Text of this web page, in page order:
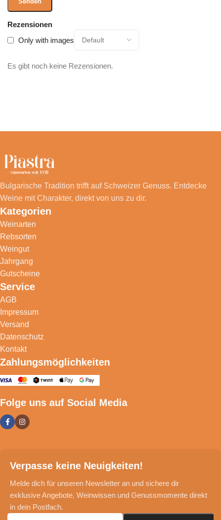
Rezensionen
Only with images
Es gibt noch keine Rezensionen.
Bulgarische Tradition trifft auf Schweizer Genuss. Entdecke
Weine mit Charakter, direkt von uns zu dir.
Kategorien
Weinarten
Rebsorten
Weingut
Jahrgang
Gutscheine
Service
AGB
Impressum
Versand
Datenschutz
Kontakt
Zahlungsmöglichkeiten
Folge uns auf Social Media
Verpasse keine Neuigkeiten!
Melde dich für unseren Newsletter an und sichere dir
exklusive Angebote, Weinwissen und Genussmomente direkt
in dein Postfach.